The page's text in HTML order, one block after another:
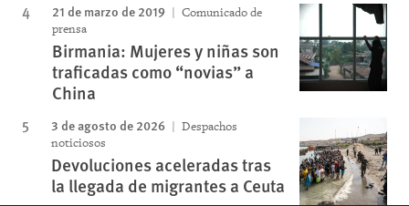
21 de marzo de 2019
Comunicado de
prensa
Birmania: Mujeres y niñas son
traficadas como “novias” a
China
3 de agosto de 2026
Despachos
noticiosos
Devoluciones aceleradas tras
la llegada de migrantes a Ceuta